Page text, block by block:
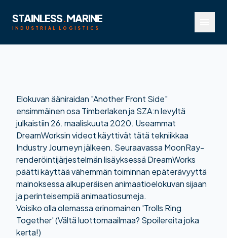
STAINLESS.MARINE
INDUSTRIAL LOGISTICS
Elokuvan ääniraidan "Another Front Side"
ensimmäinen osa Timberlaken ja SZA:n levyltä
julkaistiin 26. maaliskuuta 2020. Useammat
DreamWorksin videot käyttivät tätä tekniikkaa
Industry Journeyn jälkeen. Seuraavassa MoonRay-
renderöintijärjestelmän lisäyksessä DreamWorks
päätti käyttää vähemmän toiminnan epäterävyyttä
mainoksessa alkuperäisen animaatioelokuvan sijaan
ja perinteisempiä animaatiosumeja.
Voisiko olla olemassa erinomainen 'Trolls Ring
Together' (Vältä luottomaailmaa? Spoilereita joka
kerta!)